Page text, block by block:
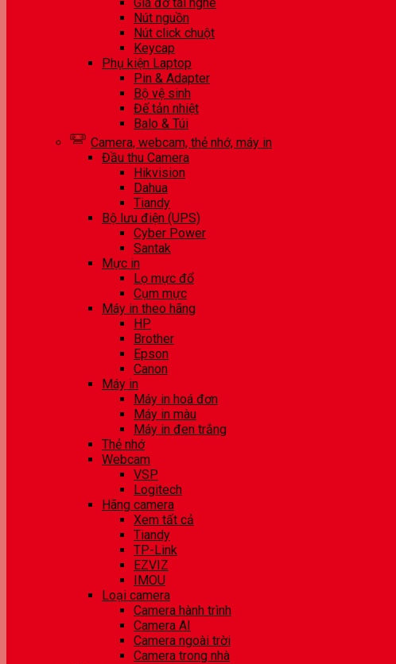
Nút nguồn
Nút click chuột
Keycap
Phụ kiện Laptop
Pin & Adapter
Bộ vệ sinh
Đế tản nhiệt
Balo & Túi
Camera, webcam, thẻ nhớ, máy in
Đầu thu Camera
Hikvision
Dahua
Tiandy
Bộ lưu điện (UPS)
Cyber Power
Santak
Mực in
Lọ mực đổ
Cụm mực
Máy in theo hãng
HP
Brother
Epson
Canon
Máy in
Máy in hoá đơn
Máy in màu
Máy in đen trắng
Thẻ nhớ
Webcam
VSP
Logitech
Hãng camera
Xem tất cả
Tiandy
TP-Link
EZVIZ
IMOU
Loại camera
Camera hành trình
Camera AI
Camera ngoài trời
Camera trong nhà